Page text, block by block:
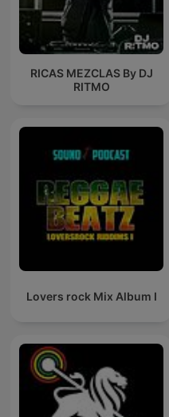
RICAS MEZCLAS By DJ
RITMO
Lovers rock Mix Album I